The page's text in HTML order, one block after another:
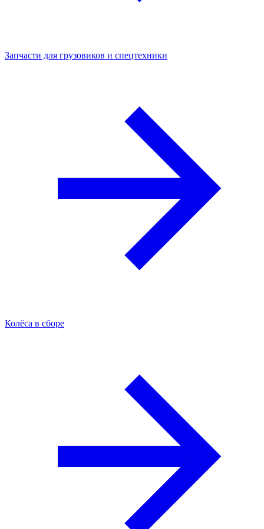
Запчасти для грузовиков и спецтехники
Колёса в сборе